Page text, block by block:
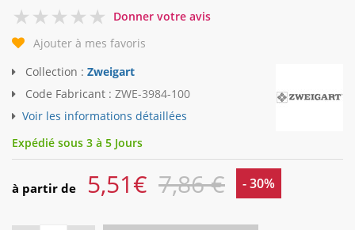
0
Donner votre avis
Ajouter à mes favoris
Collection : Zweigart
Code Fabricant : ZWE-3984-100
Voir les informations détaillées
Expédié sous 3 à 5 Jours
à partir de 5,51€ 7,86 € - 30%